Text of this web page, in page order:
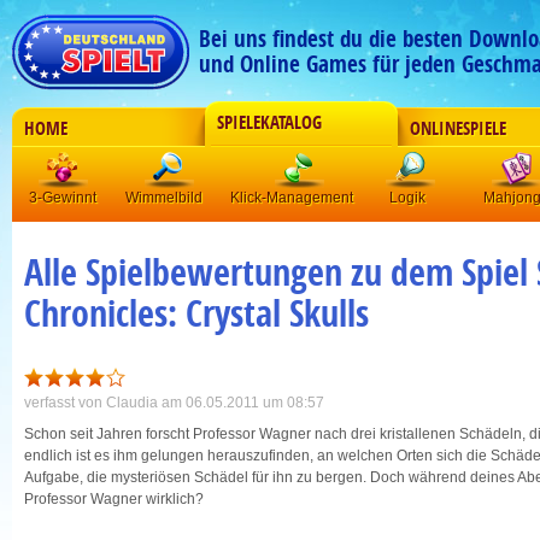
Bei uns findest du die besten
und Online Games für jeden
HOME SPIELEKATALOG ONLINESPIELE
3-Gewinnt Wimmelbild Klick-Management Logik Mahjong
Alle Spielbewertungen zu dem Spiel
Chronicles: Crystal Skulls
verfasst von Claudia am 06.05.2011 um 08:57
Schon seit Jahren forscht Professor Wagner nach drei kristallenen Schädeln,
endlich ist es ihm gelungen herauszufinden, an welchen Orten sich die
Aufgabe, die mysteriösen Schädel für ihn zu bergen. Doch während deines
Professor Wagner wirklich?